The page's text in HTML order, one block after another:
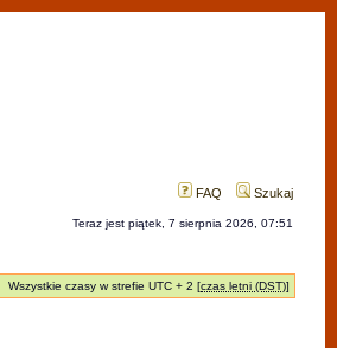
FAQ Szukaj
Teraz jest piątek, 7 sierpnia 2026, 07:51
Wszystkie czasy w strefie UTC + 2 [czas letni (DST)]